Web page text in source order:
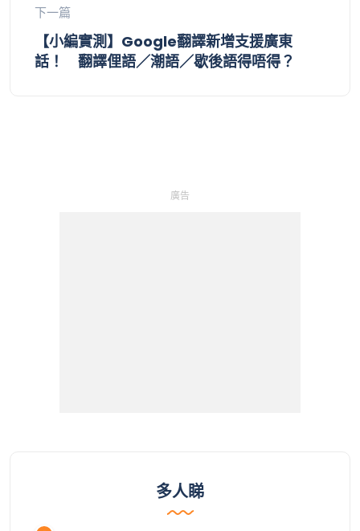
下一篇
【小編實測】Google翻譯新增支援廣東
話！ 翻譯俚語／潮語／歇後語得唔得？
廣告
多人睇